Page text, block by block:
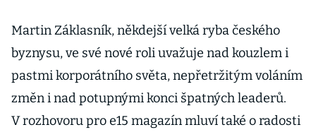
Martin Záklasník, někdejší velká ryba českého
byznysu, ve své nové roli uvažuje nad kouzlem i
pastmi korporátního světa, nepřetržitým voláním
změn i nad potupnými konci špatných leaderů.
V rozhovoru pro e15 magazín mluví také o radosti